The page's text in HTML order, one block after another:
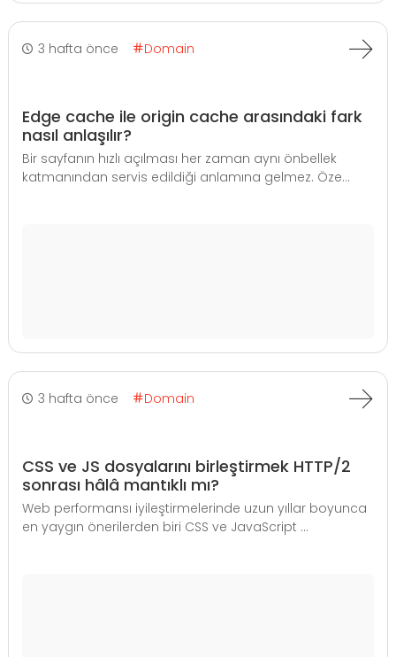
3 hafta önce Domain
Edge cache ile origin cache arasındaki fark
nasıl anlaşılır?
Bir sayfanın hızlı açılması her zaman aynı önbellek
katmanından servis edildiği anlamına gelmez. Öze...
3 hafta önce Domain
CSS ve JS dosyalarını birleştirmek HTTP/2
sonrası hâlâ mantıklı mı?
Web performansı iyileştirmelerinde uzun yıllar boyunca
en yaygın önerilerden biri CSS ve JavaScript ...